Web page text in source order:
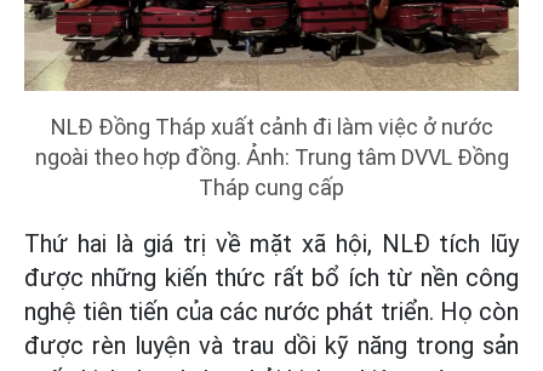
NLĐ Đồng Tháp xuất cảnh đi làm việc ở nước
ngoài theo hợp đồng. Ảnh: Trung tâm DVVL Đồng
Tháp cung cấp
Thứ hai là giá trị về mặt xã hội, NLĐ tích lũy
được những kiến thức rất bổ ích từ nền công
nghệ tiên tiến của các nước phát triển. Họ còn
được rèn luyện và trau dồi kỹ năng trong sản